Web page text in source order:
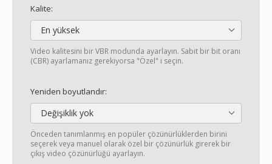
Kalite:
En yüksek
Video kalitesini bir VBR modunda ayarlayın. Sabit bir bit oranı
(CBR) ayarlamanız gerekiyorsa "Özel" i seçin.
Yeniden boyutlandır:
Değişiklik yok
Önceden tanımlanmış en popüler çözünürlüklerden birini
seçerek veya manuel olarak özel bir çözünürlük girerek bir
çıkış video çözünürlüğü ayarlayın.